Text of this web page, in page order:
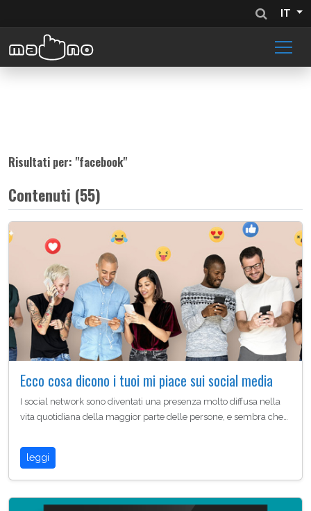
IT
Risultati per: "facebook"
Contenuti (55)
Ecco cosa dicono i tuoi mi piace sui social media
I social network sono diventati una presenza molto diffusa nella
vita quotidiana della maggior parte delle persone, e sembra che…
leggi